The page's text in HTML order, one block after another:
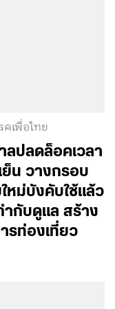
เพื่อไทย
ลปลดล็อคเวลา
น วางกรอบ
หม่บังคับใช้แล้ว
กับดูแล สร้าง
รท่องเที่ยว